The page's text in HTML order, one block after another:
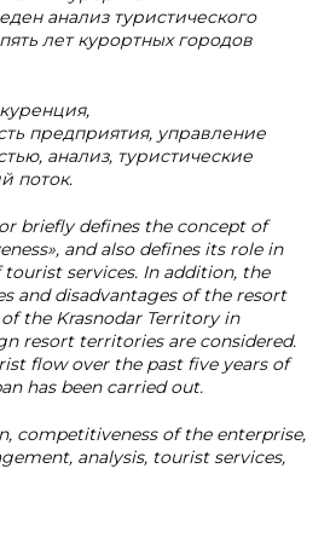
анализ туристического
лет курортных городов
предприятия, управление
анализ, туристические
поток.
briefly defines the concept of
and also defines its role in
services. In addition, the
and disadvantages of the resort
the Krasnodar Territory in
resort territories are considered.
flow over the past five years of
has been carried out.
competitiveness of the enterprise,
analysis, tourist services,